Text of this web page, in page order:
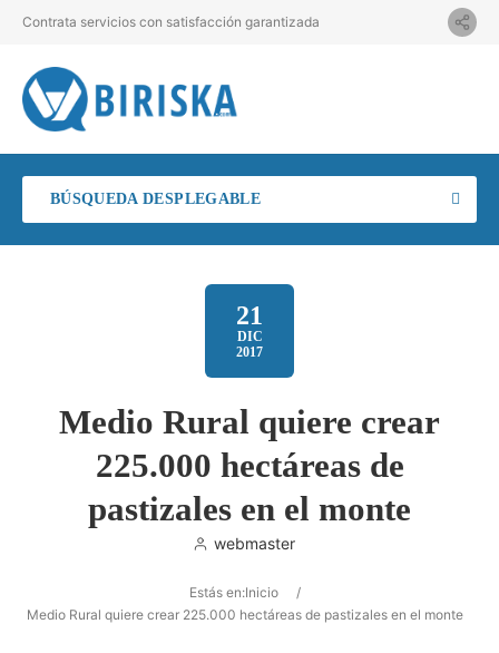
Contrata servicios con satisfacción garantizada
BÚSQUEDA DESPLEGABLE
Buscar
21
DIC
2017
Medio Rural quiere crear
225.000 hectáreas de
pastizales en el monte
webmaster
Estás en:Inicio
/
Medio Rural quiere crear 225.000 hectáreas de pastizales en el monte